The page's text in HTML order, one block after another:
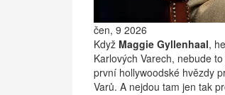
čen, 9 2026
Když Maggie Gyllenhaal,
Karlových Varech, nebude
první hollywoodské hvězdy
Varů. A nejdou tam jen tak